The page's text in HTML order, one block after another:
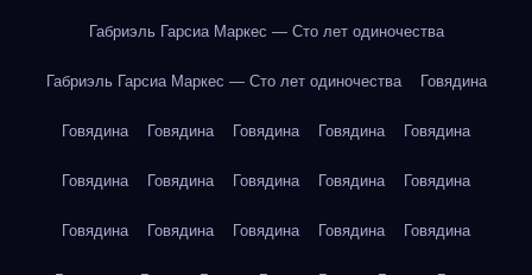
Габриэль Гарсиа Маркес — Сто лет одиночества
Габриэль Гарсиа Маркес — Сто лет одиночества Говядина
Говядина Говядина Говядина Говядина Говядина
Говядина Говядина Говядина Говядина Говядина
Говядина Говядина Говядина Говядина Говядина